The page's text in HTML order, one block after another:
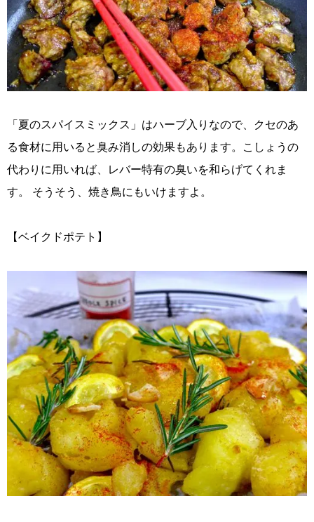
「夏のスパイスミックス」はハーブ入りなので、クセのあ
る食材に用いると臭み消しの効果もあります。こしょうの
代わりに用いれば、レバー特有の臭いを和らげてくれま
す。 そうそう、焼き鳥にもいけますよ。
【ベイクドポテト】